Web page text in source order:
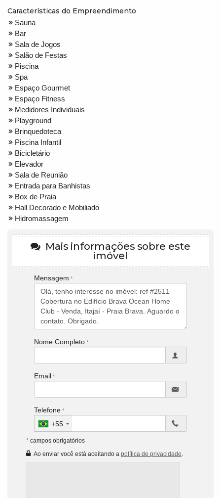
Características do Empreendimento
Sauna
Bar
Sala de Jogos
Salão de Festas
Piscina
Spa
Espaço Gourmet
Espaço Fitness
Medidores Individuais
Playground
Brinquedoteca
Piscina Infantil
Bicicletário
Elevador
Sala de Reunião
Entrada para Banhistas
Box de Praia
Hall Decorado e Mobiliado
Hidromassagem
Mais informações sobre este
imóvel
Mensagem
Nome Completo
Email
Telefone
+55
* campos obrigatórios
Ao enviar você está aceitando a política de privacidade